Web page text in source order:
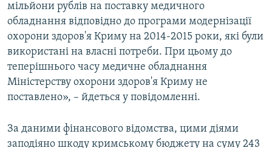
мільйони рублів на поставку медичного
обладнання відповідно до програми модернізації
охорони здоров'я Криму на 2014-2015 роки, які були
використані на власні потреби. При цьому до
теперішнього часу медичне обладнання
Міністерству охорони здоров'я Криму не
поставлено», – йдеться у повідомленні.
За даними фінансового відомства, цими діями
заподіяно шкоду кримському бюджету на суму 243